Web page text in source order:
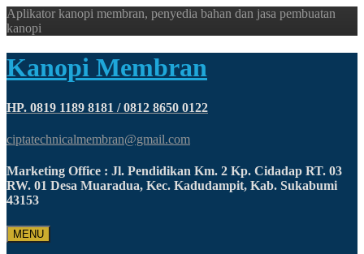
Aplikator kanopi membran, penyedia bahan dan jasa pembuatan
kanopi
Kanopi Membran
HP. 0819 1189 8181 / 0812 8650 0122
ciptatechnicalmembran@gmail.com
Marketing Office : Jl. Pendidikan Km. 2 Kp. Cidadap RT. 03
RW. 01 Desa Muaradua, Kec. Kadudampit, Kab. Sukabumi
43153
MENU